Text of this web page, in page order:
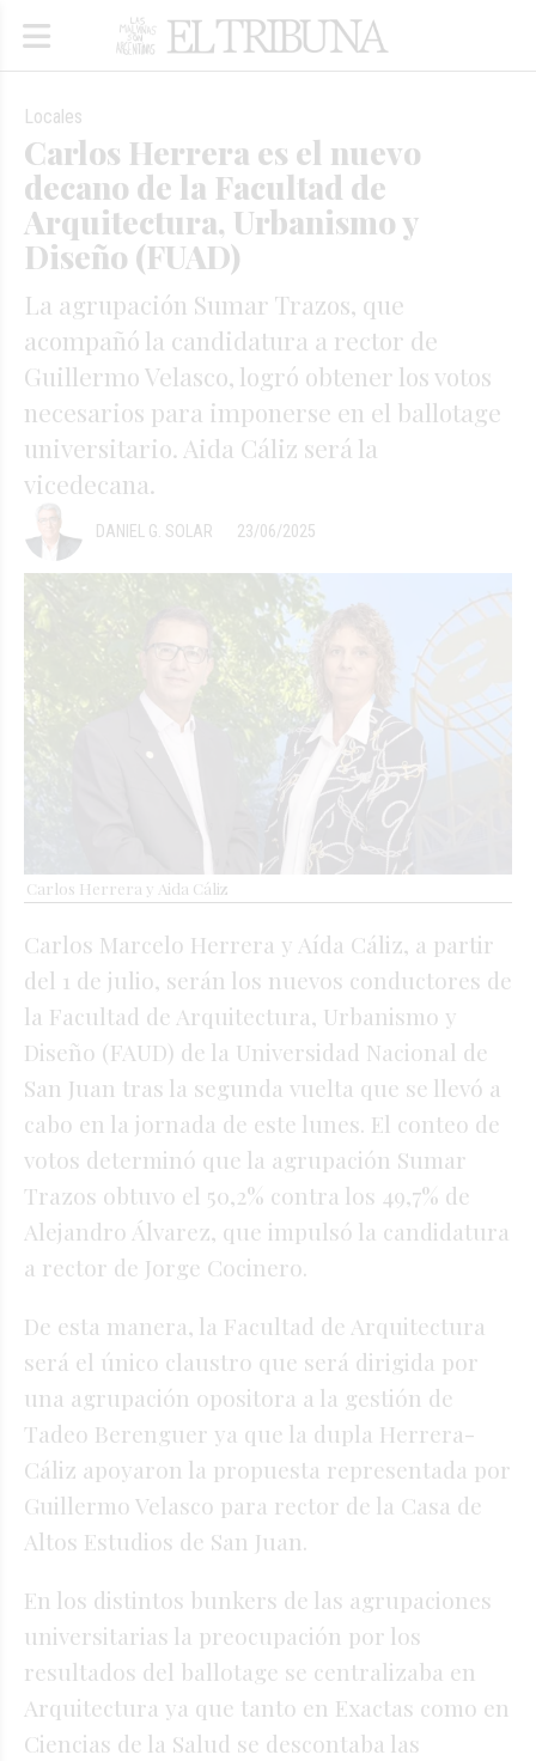
Carlos Herrera es el nuevo
decano de la Facultad de
Arquitectura, Urbanismo y
Diseño (FUAD)
La agrupación Sumar Trazos, que
acompañó la candidatura a rector de
Guillermo Velasco, logró obtener los votos
necesarios para imponerse en el ballotage
universitario. Aida Cáliz será la
vicedecana.
Locales
23/06/2025
DANIEL G. SOLAR
Carlos Herrera y Aida Cáliz
Carlos Marcelo Herrera y Aída Cáliz, a partir
del 1 de julio, serán los nuevos conductores de
la Facultad de Arquitectura, Urbanismo y
Diseño (FAUD) de la Universidad Nacional de
San Juan tras la segunda vuelta que se llevó a
cabo en la jornada de este lunes. El conteo de
votos determinó que la agrupación Sumar
Trazos obtuvo el 50,2% contra los 49,7% de
Alejandro Álvarez, que impulsó la candidatura
a rector de Jorge Cocinero.
De esta manera, la Facultad de Arquitectura
será el único claustro que será dirigida por
una agrupación opositora a la gestión de
Tadeo Berenguer ya que la dupla Herrera-
Cáliz apoyaron la propuesta representada por
Guillermo Velasco para rector de la Casa de
Altos Estudios de San Juan.
En los distintos bunkers de las agrupaciones
universitarias la preocupación por los
resultados del ballotage se centralizaba en
Arquitectura ya que tanto en Exactas como en
Ciencias de la Salud se descontaba las